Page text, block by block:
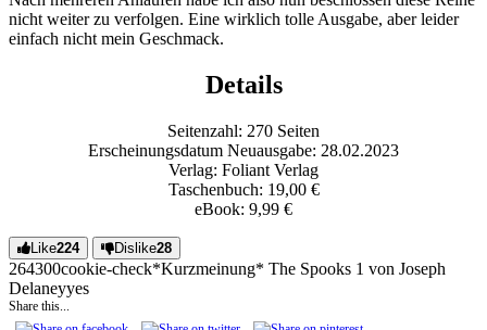
nicht weiter zu verfolgen. Eine wirklich tolle Ausgabe, aber leider
einfach nicht mein Geschmack.
Details
Seitenzahl: 270 Seiten
Erscheinungsdatum Neuausgabe: 28.02.2023
Verlag: Foliant Verlag
Taschenbuch: 19,00 €
eBook: 9,99 €
Like224 Dislike28
264300cookie-check*Kurzmeinung* The Spooks 1 von Joseph
Delaneyyes
Share this...